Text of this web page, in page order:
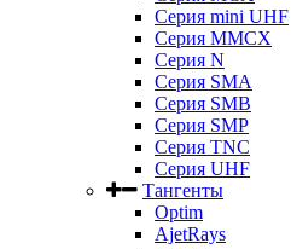
Серия mini UHF
Серия MMCX
Серия N
Серия SMA
Серия SMB
Серия SMP
Серия TNC
Серия UHF
Тангенты
Optim
AjetRays